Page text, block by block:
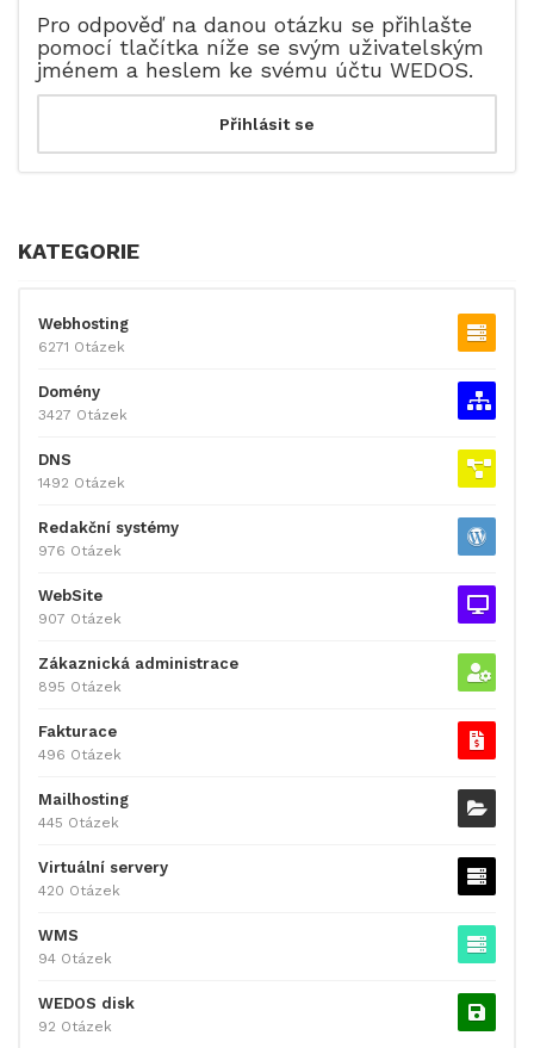
Pro odpověď na danou otázku se přihlašte
pomocí tlačítka níže se svým uživatelským
jménem a heslem ke svému účtu WEDOS.
KATEGORIE
Webhosting
6271 Otázek
Domény
3427 Otázek
DNS
1492 Otázek
Redakční systémy
976 Otázek
WebSite
907 Otázek
Zákaznická administrace
895 Otázek
Fakturace
496 Otázek
Mailhosting
445 Otázek
Virtuální servery
420 Otázek
WMS
94 Otázek
WEDOS disk
92 Otázek